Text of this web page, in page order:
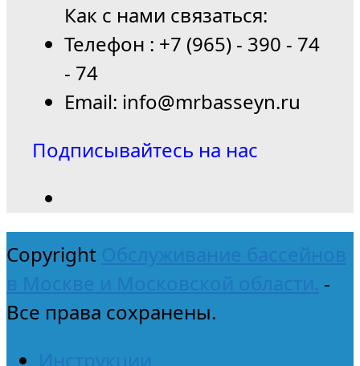
Как с нами связаться:
Телефон : +7 (965) - 390 - 74
- 74
Email: info@mrbasseyn.ru
Подписывайтесь на нас
Copyright Обслуживание бассейнов
в Москве и Московской области. -
Все права сохранены.
Инструкции